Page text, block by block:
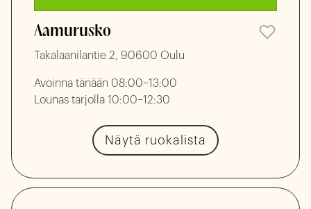
Aamurusko
Takalaanilantie 2, 90600 Oulu
Avoinna tänään 08:00–13:00
Lounas tarjolla 10:00–12:30
Näytä ruokalista